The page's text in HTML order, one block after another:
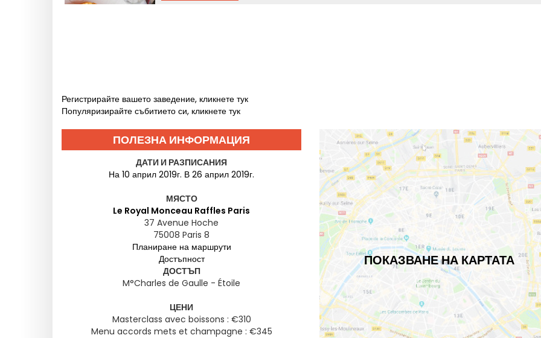
Регистрирайте вашето заведение, кликнете тук
Популяризирайте събитието си, кликнете тук
ПОЛЕЗНА ИНФОРМАЦИЯ
ДАТИ И РАЗПИСАНИЯ
На 10 април 2019г. В 26 април 2019г.
МЯСТО
Le Royal Monceau Raffles Paris
37 Avenue Hoche
75008 Paris 8
Планиране на маршрути
Достъпност
ДОСТЪП
M°Charles de Gaulle - Étoile
ЦЕНИ
Masterclass avec boissons : €310
Menu accords mets et champagne : €345
ПОКАЗВАНЕ НА КАРТАТА